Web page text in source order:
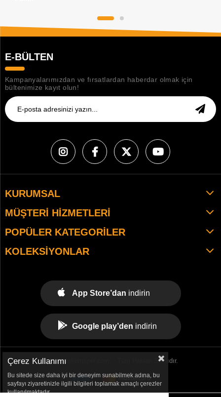
E-BÜLTEN
Kampanyalarımızdan ve fırsatlardan haberdar olmak için
bültenimize kayıt olun!
KURUMSAL
MÜŞTERI HIZMETLERI
POPÜLER KATEGORILER
KOLEKSIYONLAR
App Store’dan indirin
Google play’den indirin
© 2021 tekemspor.com. - Tüm Hakları Saklıdır.
Çerez Kullanımı
Bu sitede size daha iyi bir deneyim sunabilmek adına, bu
sayfayı ziyaretinizle ilgili bilgileri toplamak amaçlı çerezler
kullanılmaktadır.